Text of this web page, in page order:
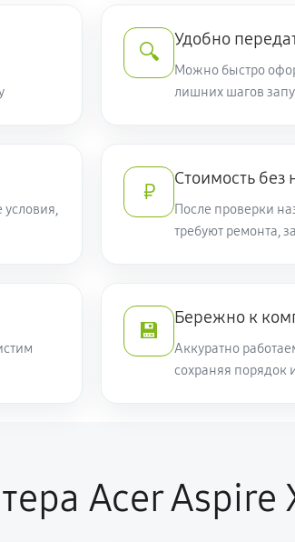
🔍
Удобно
Можно быстро
лишних шагов
₽
Стоимость
После проверки
требуют ремонта,
💾
Бережно к
Аккуратно
сохраняя порядок
Acer Aspire